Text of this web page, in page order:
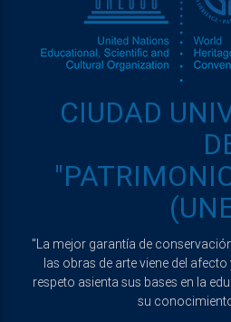
CIUDAD
"La mejor garantía de
las obras de arte viene del
respeto asienta sus bases en la
su